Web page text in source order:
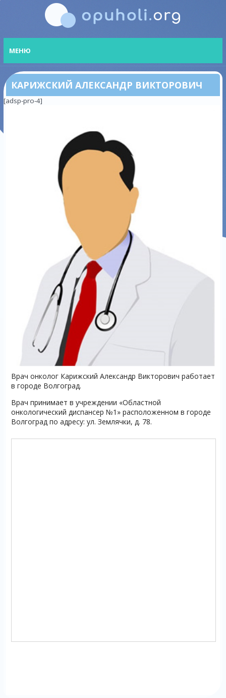
МЕНЮ
КАРИЖСКИЙ АЛЕКСАНДР ВИКТОРОВИЧ
[adsp-pro-4]
Врач онколог Карижский Александр Викторович работает
в городе Волгоград.
Врач принимает в учреждении «Областной
онкологический диспансер №1» расположенном в городе
Волгоград по адресу: ул. Землячки, д. 78.